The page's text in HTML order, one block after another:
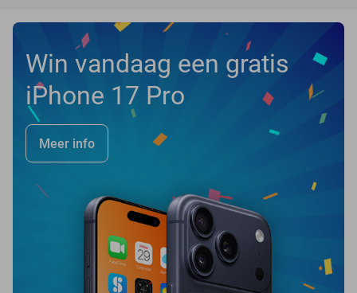
Win vandaag een gratis
iPhone 17 Pro
Meer info